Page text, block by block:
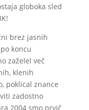
globoka sled
brez jasnih
koncu
zaželel več
klenih
poklical znance
zadostno
2004 smo prvič